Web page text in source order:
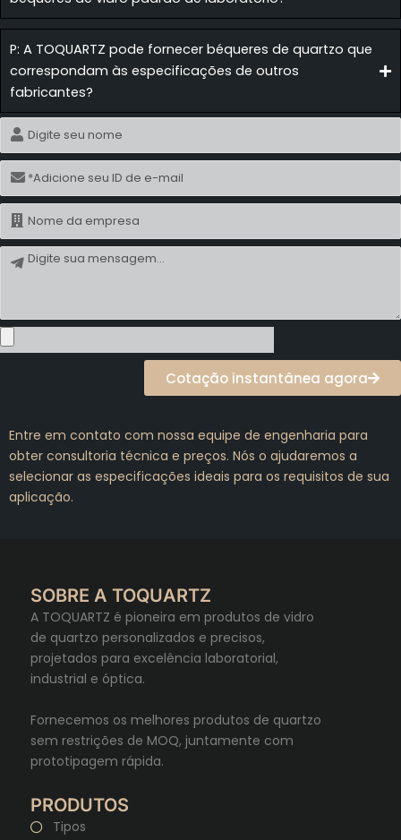
P: A TOQUARTZ pode fornecer béqueres de quartzo que
correspondam às especificações de outros
fabricantes?
Nome
E-
mail
Nome
Mensagem
Cotação instantânea agora
Entre em contato com nossa equipe de engenharia para
obter consultoria técnica e preços. Nós o ajudaremos a
selecionar as especificações ideais para os requisitos de sua
aplicação.
SOBRE A TOQUARTZ
A TOQUARTZ é pioneira em produtos de vidro
de quartzo personalizados e precisos,
projetados para excelência laboratorial,
industrial e óptica.
Fornecemos os melhores produtos de quartzo
sem restrições de MOQ, juntamente com
prototipagem rápida.
PRODUTOS
Tipos